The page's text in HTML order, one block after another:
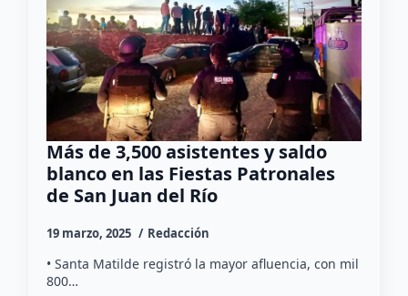
Más de 3,500 asistentes y saldo
blanco en las Fiestas Patronales
de San Juan del Río
19 marzo, 2025 Redacción
• Santa Matilde registró la mayor afluencia, con mil
800…